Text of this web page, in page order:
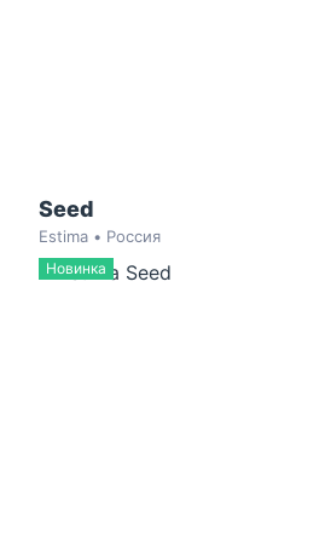
Seed
Estima • Россия
Новинка